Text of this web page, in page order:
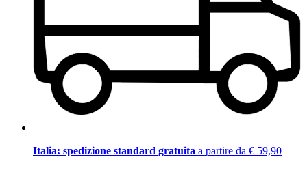
Italia: spedizione standard gratuita a partire da € 59,90